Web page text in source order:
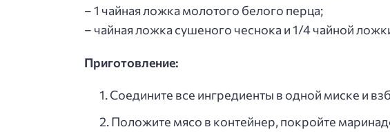
– 1 чайная ложка молотого белого перца;
– чайная ложка сушеного чеснока и 1/4 чайной
Приготовление:
Соедините все ингредиенты в одной миске и
Положите мясо в контейнер, покройте